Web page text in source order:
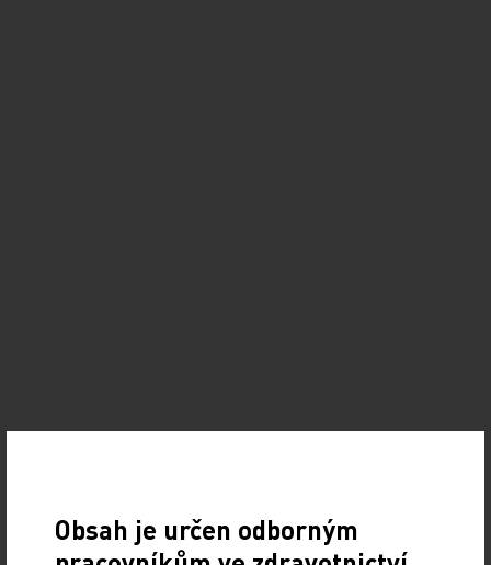
Obsah je určen odborným